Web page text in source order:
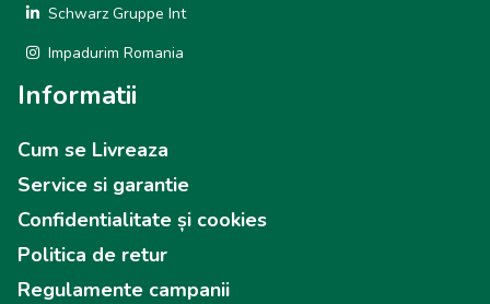
Schwarz Gruppe Int
Impadurim Romania
Informatii
Cum se Livreaza
Service si garantie
Confidentialitate și cookies
Politica de retur
Regulamente campanii